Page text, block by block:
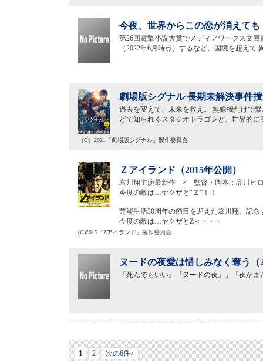
今夜、世界からこの恋が消えても
第26回電撃小説大賞でメディアワークス文
（2022年6月時点）するなど、国境を超え
劇場版シグナル 長期未解決事件
過去を変えて、未来を救え。 無線機だけで
どで知られるスタジオドラゴンと、世界的
（C）2021「劇場版シグナル」製作委員会
Ｚアイランド（2015年公開）
哀川翔主演最新作 × 監督・脚本：品川ヒ
今度の敵は…ヤクザと“Ｚ”！！
芸能生活30周年の節目を迎えた哀川翔、記念
今度の敵は…ヤクザとZ＜・・・
(C)2015「Zアイランド」製作委員会
ヌードの夜愛は惜しみなく奪う（
『死んでもいい』『ヌードの夜』」『夜が
1 2 次の6件>